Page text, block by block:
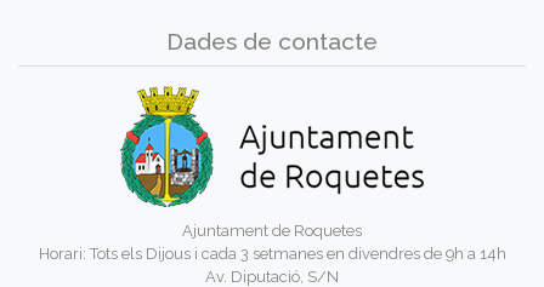
Dades de contacte
Ajuntament de Roquetes
Horari: Tots els Dijous i cada 3 setmanes en divendres de 9h a 14h
Av. Diputació, S/N